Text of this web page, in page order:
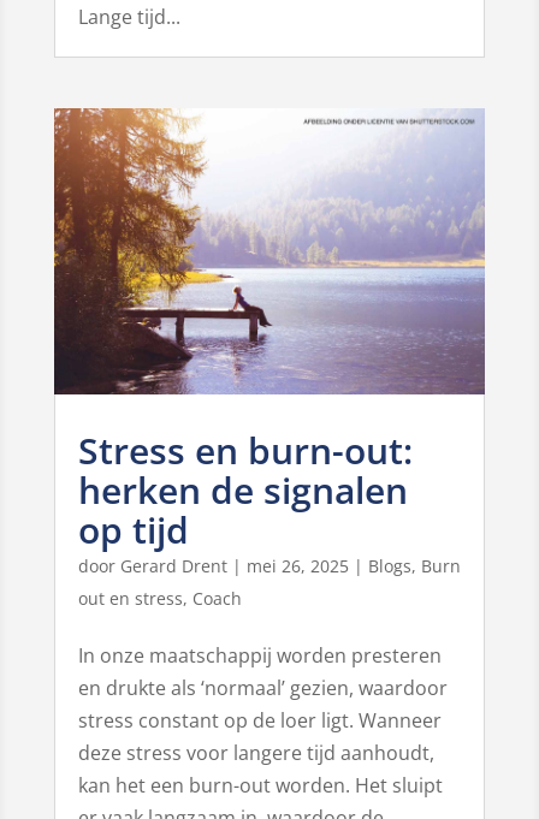
Lange tijd...
Stress en burn-out:
herken de signalen
op tijd
door Gerard Drent| mei 26, 2025| Blogs, Burn
out en stress, Coach
In onze maatschappij worden presteren
en drukte als ‘normaal’ gezien, waardoor
stress constant op de loer ligt. Wanneer
deze stress voor langere tijd aanhoudt,
kan het een burn-out worden. Het sluipt